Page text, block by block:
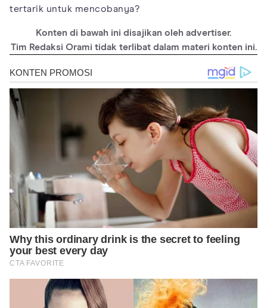
tertarik untuk mencobanya?
Konten di bawah ini disajikan oleh advertiser.
Tim Redaksi Orami tidak terlibat dalam materi konten ini.